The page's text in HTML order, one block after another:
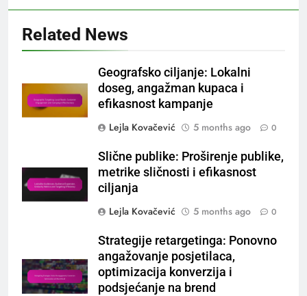
Related News
Geografsko ciljanje: Lokalni
doseg, angažman kupaca i
efikasnost kampanje
Lejla Kovačević
5 months ago 0
Slične publike: Proširenje publike,
metrike sličnosti i efikasnost
ciljanja
Lejla Kovačević
5 months ago 0
Strategije retargetinga: Ponovno
angažovanje posjetilaca,
optimizacija konverzija i
podsjećanje na brend